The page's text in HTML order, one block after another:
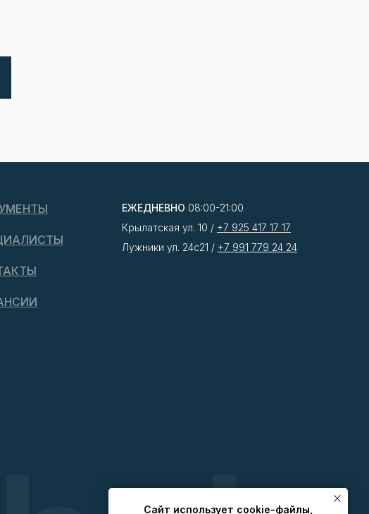
Caйт иcпoльзуeт cookie-фaйлы,
ЕЖЕДНЕВНО 08:00-21:00
Крылатская ул. 10 / +7 925 417 17 17
Лужники ул. 24с21 / +7 991 779 24 24